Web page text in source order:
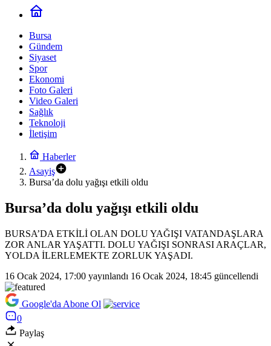
Bursa
Gündem
Siyaset
Spor
Ekonomi
Foto Galeri
Video Galeri
Sağlık
Teknoloji
İletişim
Haberler
Asayiş
Bursa’da dolu yağışı etkili oldu
Bursa’da dolu yağışı etkili oldu
BURSA’DA ETKİLİ OLAN DOLU YAĞIŞI VATANDAŞLARA
ZOR ANLAR YAŞATTI. DOLU YAĞIŞI SONRASI ARAÇLAR,
YOLDA İLERLEMEKTE ZORLUK YAŞADI.
16 Ocak 2024, 17:00 yayınlandı 16 Ocak 2024, 18:45 güncellendi
Google'da Abone Ol
0
Paylaş